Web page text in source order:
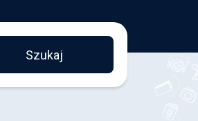
Czatuj w Messengerze
Szukaj